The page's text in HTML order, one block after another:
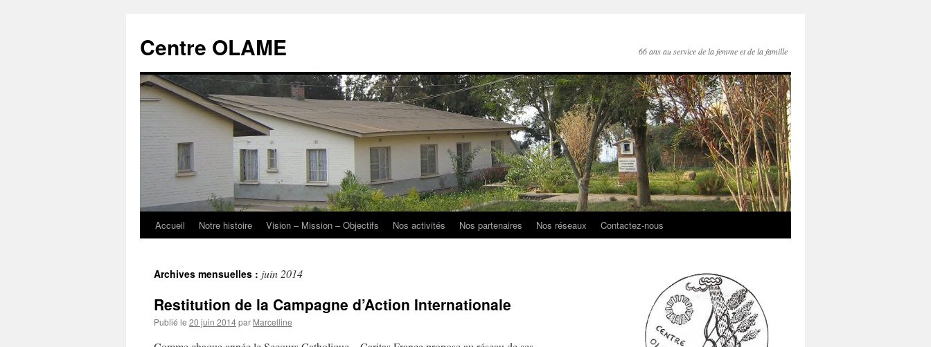
contenu
Centre OLAME 66 ans au service de la femme et de la famille
Accueil Notre histoire Vision – Mission – Objectifs Nos activités Nos partenaires Nos réseaux Contactez-nous
Archives mensuelles : juin 2014
Restitution de la Campagne d’Action Internationale
Publié le 20 juin 2014par Marcelline